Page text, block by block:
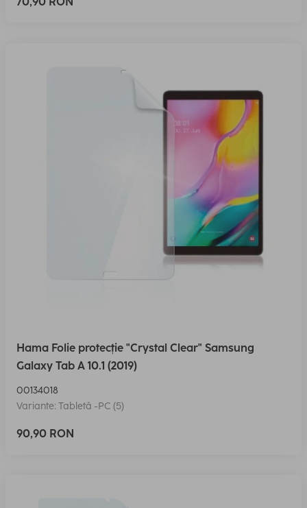
Hama Folie protecție "Crystal Clear" Samsung
Galaxy Tab A 10.1 (2019)
00134018
Variante: Tabletă -PC (5)
90,90 RON